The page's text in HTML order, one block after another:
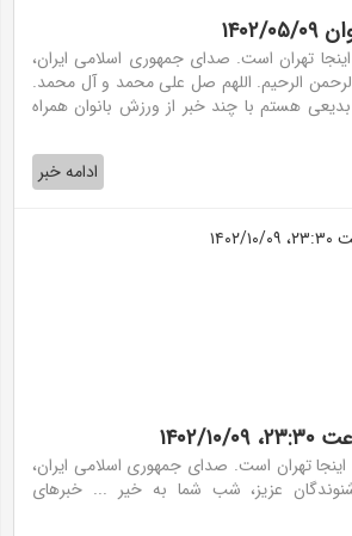
۰۹
دقیقه. اینجا تهران است. صدای جمهوری اسلامی ایران،
الرحیم. اللهم صل علی محمد و آل محمد.
هستم با چند خبر از ورزش بانوان همراه
ادامه خبر
۰۹
دقیقه. اینجا تهران است. صدای جمهوری اسلامی ایران،
عزیز، شب شما به خیر ... خبرهای